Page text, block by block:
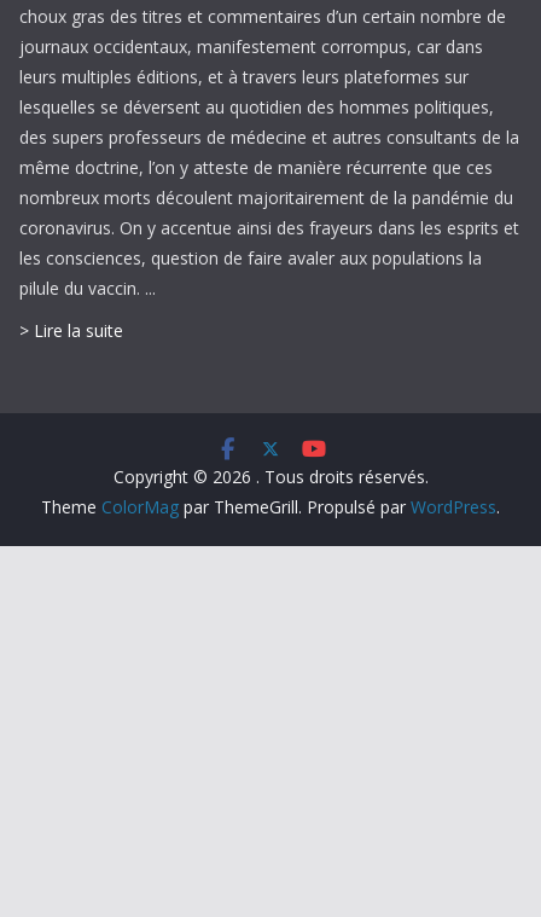
choux gras des titres et commentaires d’un certain nombre de
journaux occidentaux, manifestement corrompus, car dans
leurs multiples éditions, et à travers leurs plateformes sur
lesquelles se déversent au quotidien des hommes politiques,
des supers professeurs de médecine et autres consultants de la
même doctrine, l’on y atteste de manière récurrente que ces
nombreux morts découlent majoritairement de la pandémie du
coronavirus. On y accentue ainsi des frayeurs dans les esprits et
les consciences, question de faire avaler aux populations la
pilule du vaccin. ...
> Lire la suite
Copyright © 2026 . Tous droits réservés.
Theme ColorMag par ThemeGrill. Propulsé par WordPress.